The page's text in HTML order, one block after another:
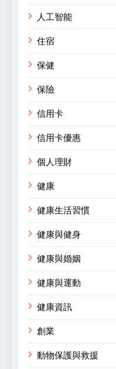
人工智能
住宿
保健
保險
信用卡
信用卡優惠
個人理財
健康
健康生活習慣
健康與健身
健康與婚姻
健康與運動
健康資訊
創業
動物保護與救援